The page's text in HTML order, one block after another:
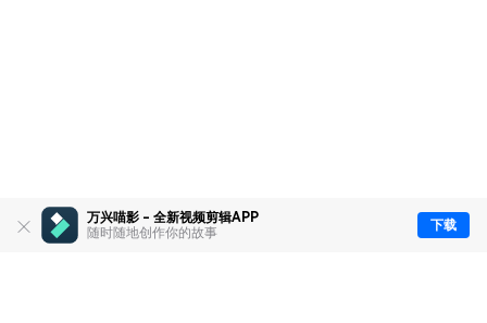
万兴喵影 - 全新视频剪辑APP
随时随地创作你的故事
下载